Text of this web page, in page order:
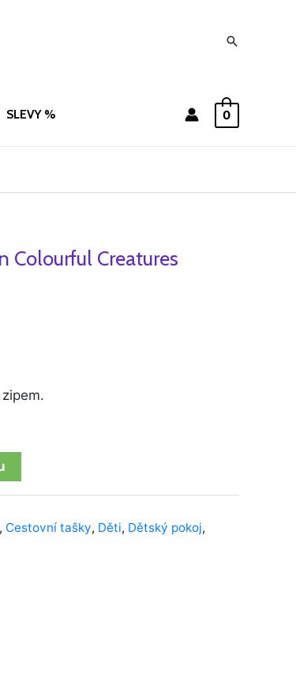
Hledat
SLEVY % 0
Colourful Creatures
, Cestovní tašky, Děti, Dětský pokoj,